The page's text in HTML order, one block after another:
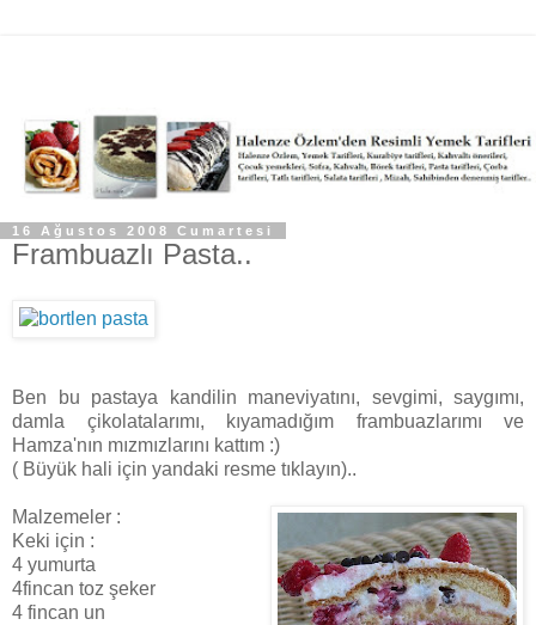
16 Ağustos 2008 Cumartesi
Frambuazlı Pasta..
Ben bu pastaya kandilin maneviyatını, sevgimi, saygımı,
damla çikolatalarımı, kıyamadığım frambuazlarımı ve
Hamza'nın mızmızlarını kattım :)
( Büyük hali için yandaki resme tıklayın)..
Malzemeler :
Keki için :
4 yumurta
4fincan toz şeker
4 fincan un